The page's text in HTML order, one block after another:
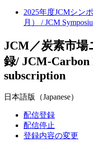
2025年度JCMシン
月） / JCM
JCM／炭素市場
録/ JCM-Carbon
subscription
日本語版（Japanese）
配信登録
配信停止
登録内容の変更